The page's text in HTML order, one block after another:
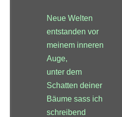
Neue Welten
entstanden vor
meinem inneren
Auge,
unter dem
Schatten deiner
Bäume sass ich
schreibend